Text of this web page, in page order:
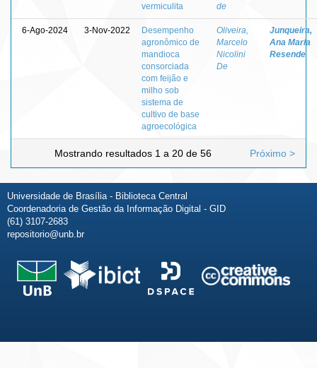
vermiculita
de
6-Ago-2024 3-Nov-2022
Desempenho
agronômico de
mandioca
consorciada
com feijão e
milho sob
sistema de
cultivo de base
agroecológica
Oliveira,
Marcelo
Nicolini
De
Junqueira,
Ana Maria
Resende
Mostrando resultados 1 a 20 de 56 Próximo >
Universidade de Brasília - Biblioteca Central
Coordenadoria de Gestão da Informação Digital - GID
(61) 3107-2683
repositorio@unb.br